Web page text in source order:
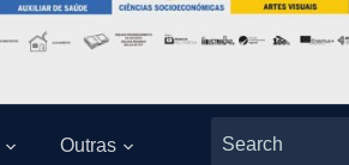
Outras
Search